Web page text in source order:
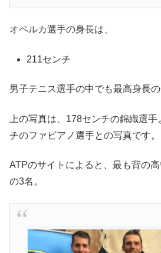
オペルカ選手の身長は、
211センチ
男子テニス選手の中でも最高身長の
上の写真は、178センチの錦織選
チのファビアノ選手との写真です。
ATPのサイトによると、最も背の
の3名。